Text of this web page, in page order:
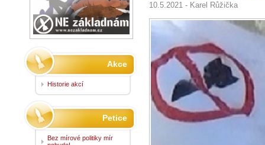
10.5.2021 - Karel Růžička
Akce
Historie akcí
Petice
Bez mírové politiky mír